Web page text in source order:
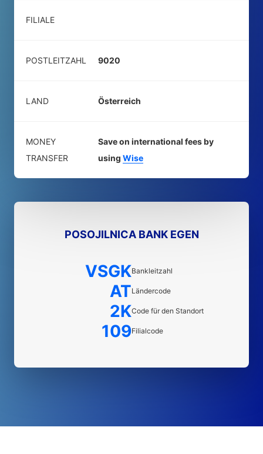
FILIALE
POSTLEITZAHL 9020
LAND Österreich
MONEY
TRANSFER
Save on international fees by
using Wise
POSOJILNICA BANK EGEN
VSGKBankleitzahl
ATLändercode
2KCode für den Standort
109Filialcode